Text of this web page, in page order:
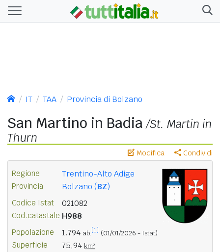
IT TAA Provincia di Bolzano
San Martino in Badia/St. Martin in
Thurn
Modifica Condividi
Regione Trentino-Alto Adige
Provincia Bolzano (BZ)
Codice Istat 021082
Cod.catastale H988
Popolazione 1.794 ab. [1] (01/01/2026 - Istat)
Superficie 75,94 km²